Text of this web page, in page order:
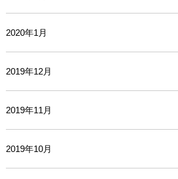
2020年1月
2019年12月
2019年11月
2019年10月